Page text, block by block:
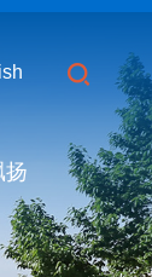
扬